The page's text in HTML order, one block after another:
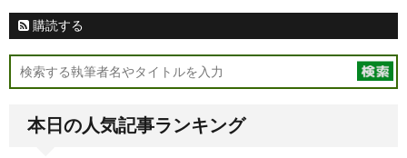
購読する
本日の人気記事ランキング